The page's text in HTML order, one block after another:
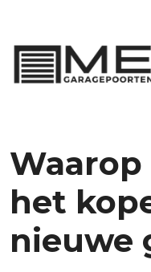
het
nieuwe